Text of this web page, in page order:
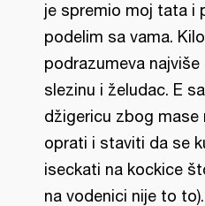
je spremio moj tata i
podelim sa vama.
podrazumeva
slezinu i želudac. E
džigericu zbog mase
oprati i staviti da se
iseckati na kockice
na vodenici nije to